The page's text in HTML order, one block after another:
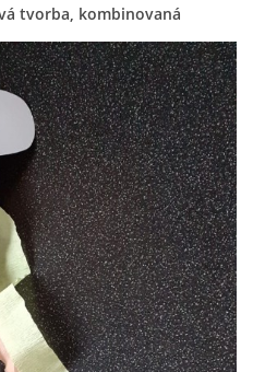
NOVÉHO RVP PV 2025
tvorba, kombinovaná